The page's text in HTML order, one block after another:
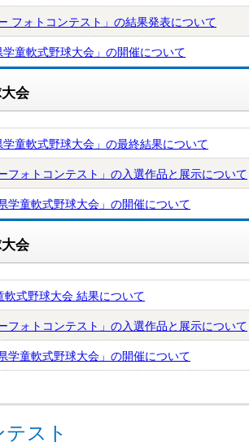
フォトコンテスト」の結果発表について
童軟式野球大会」の開催について
会
童軟式野球大会」の最終結果について
フォトコンテスト」の入選作品と展示について
学童軟式野球大会」の開催について
会
式野球大会 結果について
フォトコンテスト」の入選作品と展示について
学童軟式野球大会」の開催について
スト